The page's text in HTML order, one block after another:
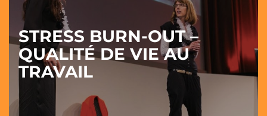
STRESS BURN-OUT –
QUALITÉ DE VIE AU
TRAVAIL